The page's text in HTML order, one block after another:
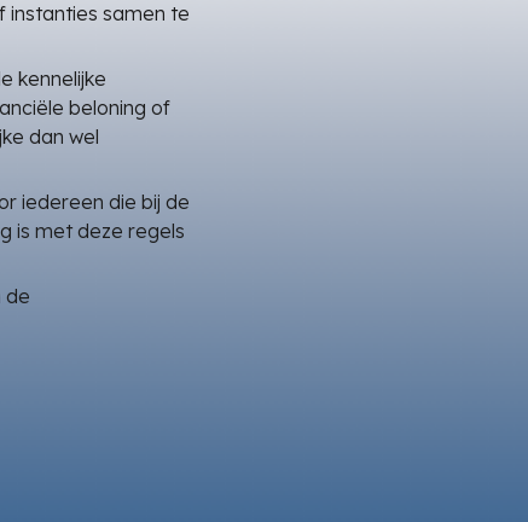
instanties samen te
kennelijke
beloning of
dan wel
iedereen die bij de
is met deze regels
de